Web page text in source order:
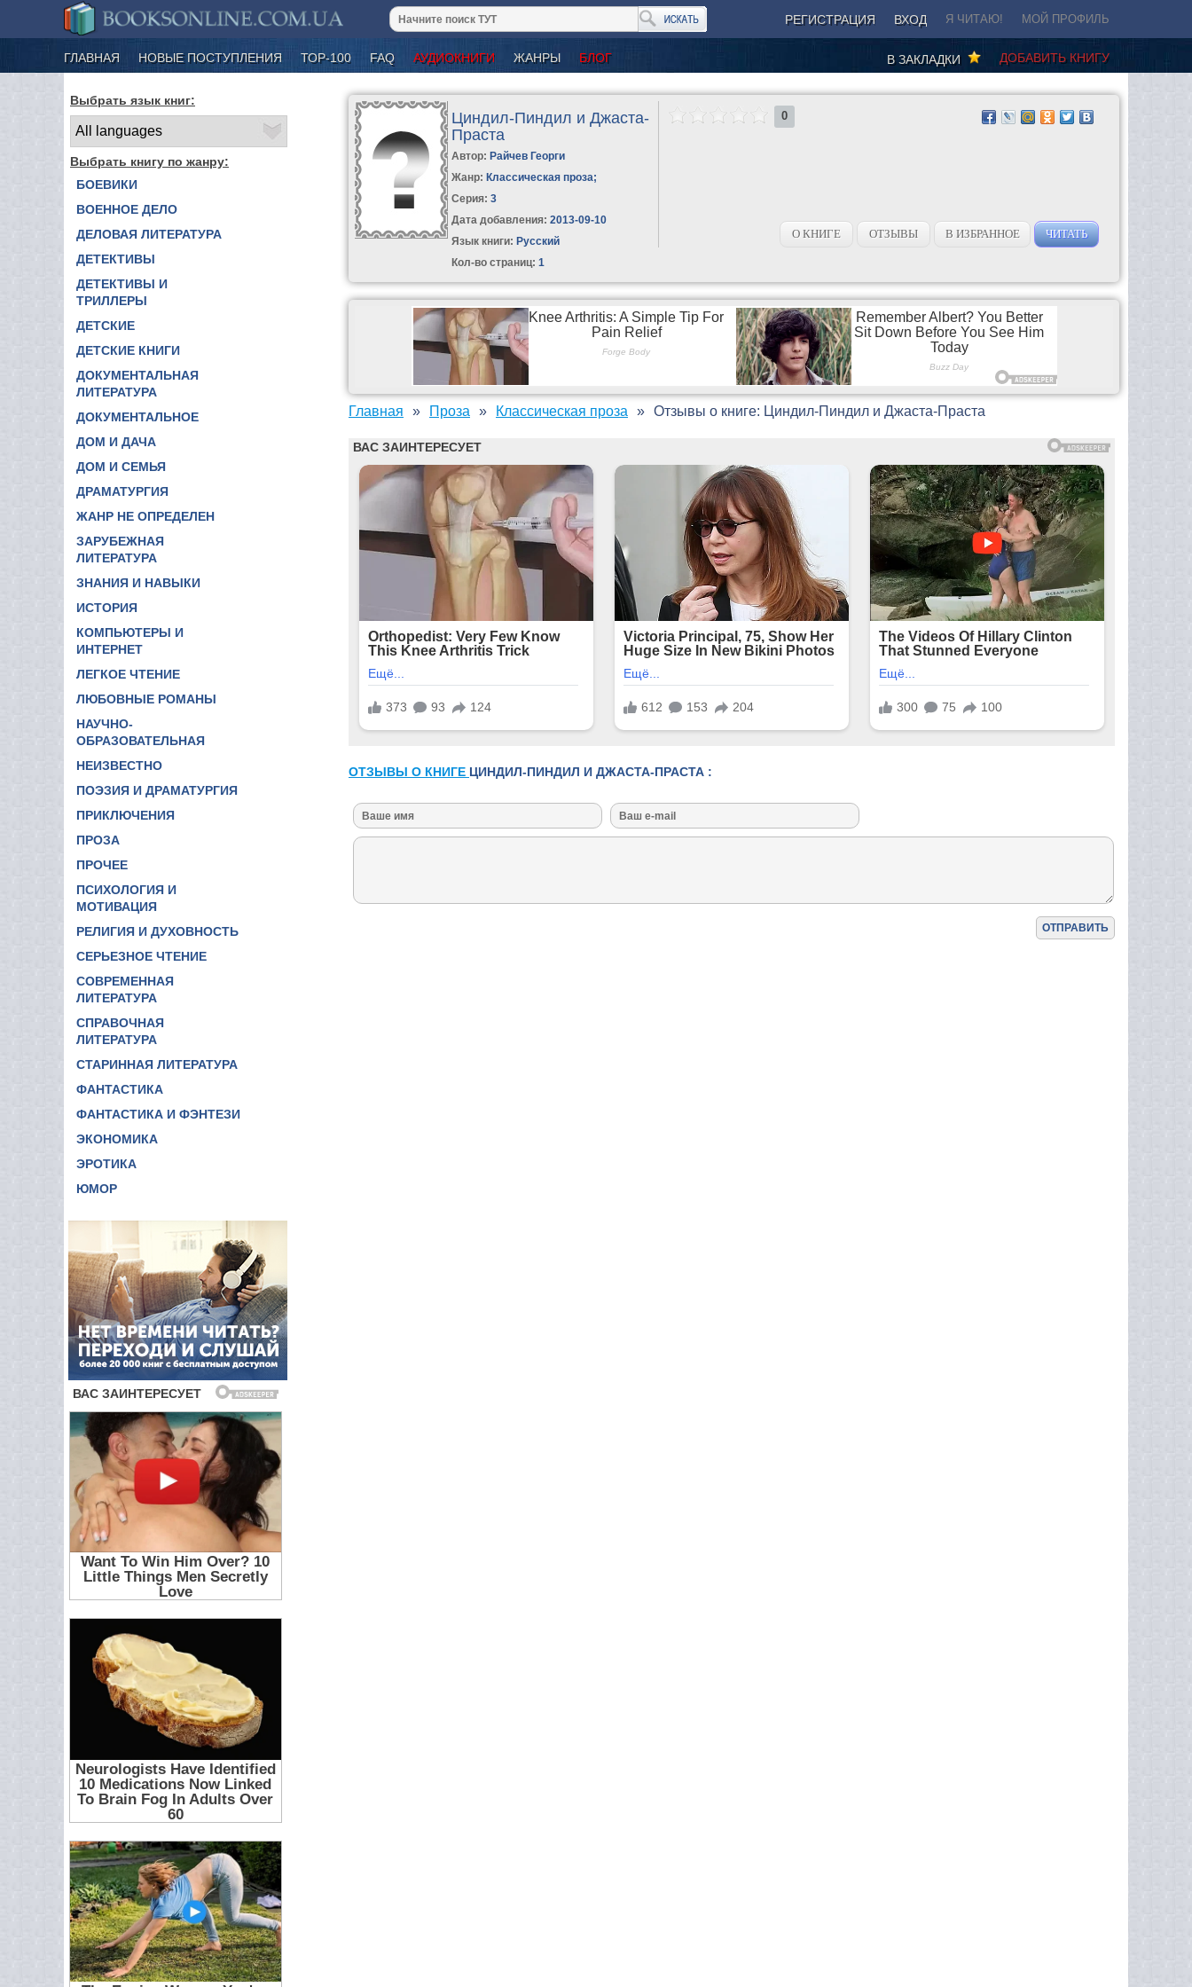
РЕГИСТРАЦИЯ ВХОД Я ЧИТАЮ! МОЙ ПРОФИЛЬ
ГЛАВНАЯ НОВЫЕ ПОСТУПЛЕНИЯ ТОР-100 FAQ АУДИОКНИГИ ЖАНРЫ БЛОГ ДОБАВИТЬ КНИГУ
В ЗАКЛАДКИ
Выбрать язык книг:
Выбрать книгу по жанру:
БОЕВИКИ
ВОЕННОЕ ДЕЛО
ДЕЛОВАЯ ЛИТЕРАТУРА
ДЕТЕКТИВЫ
ДЕТЕКТИВЫ И
ТРИЛЛЕРЫ
ДЕТСКИЕ
ДЕТСКИЕ КНИГИ
ДОКУМЕНТАЛЬНАЯ
ЛИТЕРАТУРА
ДОКУМЕНТАЛЬНОЕ
ДОМ И ДАЧА
ДОМ И СЕМЬЯ
ДРАМАТУРГИЯ
ЖАНР НЕ ОПРЕДЕЛЕН
ЗАРУБЕЖНАЯ
ЛИТЕРАТУРА
ЗНАНИЯ И НАВЫКИ
ИСТОРИЯ
КОМПЬЮТЕРЫ И
ИНТЕРНЕТ
ЛЕГКОЕ ЧТЕНИЕ
ЛЮБОВНЫЕ РОМАНЫ
НАУЧНО-
ОБРАЗОВАТЕЛЬНАЯ
НЕИЗВЕСТНО
ПОЭЗИЯ И ДРАМАТУРГИЯ
ПРИКЛЮЧЕНИЯ
ПРОЗА
ПРОЧЕЕ
ПСИХОЛОГИЯ И
МОТИВАЦИЯ
РЕЛИГИЯ И ДУХОВНОСТЬ
СЕРЬЕЗНОЕ ЧТЕНИЕ
СОВРЕМЕННАЯ
ЛИТЕРАТУРА
СПРАВОЧНАЯ
ЛИТЕРАТУРА
СТАРИННАЯ ЛИТЕРАТУРА
ФАНТАСТИКА
ФАНТАСТИКА И ФЭНТЕЗИ
ЭКОНОМИКА
ЭРОТИКА
ЮМОР
Циндил-Пиндил и Джаста-
Праста
Автор: Райчев Георги
Жанр: Классическая проза;
Серия:3
Дата добавления: 2013-09-10
Язык книги: Русский
Кол-во страниц: 1
0
О КНИГЕ ОТЗЫВЫ В ИЗБРАННОЕ ЧИТАТЬ
Главная Проза Классическая проза Отзывы о книге: Циндил-Пиндил и Джаста-Праста
ОТЗЫВЫ О КНИГЕ ЦИНДИЛ-ПИНДИЛ И ДЖАСТА-ПРАСТА :